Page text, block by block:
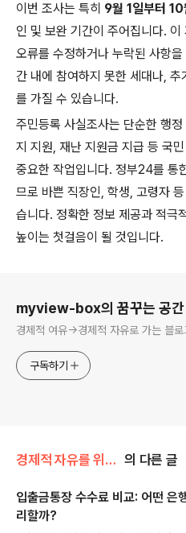
이번 조사는 특히 9월 1일부터
인 및 보완 기간이 주어집니다.
오류를 수정하거나 누락된 사항
간 내에 참여하지 못한 세대나,
를 가질 수 있습니다.
주민등록 사실조사는 단순한 행
지 지원, 재난 지원금 지급 등 국
중요한 작업입니다. 정부24를 통
므로 바쁜 직장인, 학생, 고령자
습니다. 정확한 정보 제공과 적극
높이는 첫걸음이 될 것입니다.
myview-box의 꿈꾸는 공간
경제적 여유->경제적 자유로 가는 블로
구독하기
경제적 자유를 위한 길 의 다른 글
입출금통장 수수료 비교: 어떤 은
리할까?